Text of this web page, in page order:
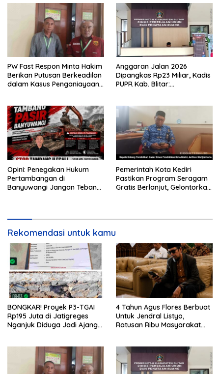
PW Fast Respon Minta Hakim
Berikan Putusan Berkeadilan
dalam Kasus Penganiayaan
Anggaran Jalan 2026
Dipangkas Rp23 Miliar, Kadis
PUPR Kab. Blitar:
Opini: Penegakan Hukum
Pertambangan di
Banyuwangi Jangan Tebang
Pemerintah Kota Kediri
Pastikan Program Seragam
Gratis Berlanjut, Gelontorkan
Rekomendasi untuk kamu
BONGKAR! Proyek P3-TGAI
Rp195 Juta di Jatigreges
Nganjuk Diduga Jadi Ajang
4 Tahun Agus Flores Berbuat
Untuk Jendral Listyo,
Ratusan Ribu Masyarakat